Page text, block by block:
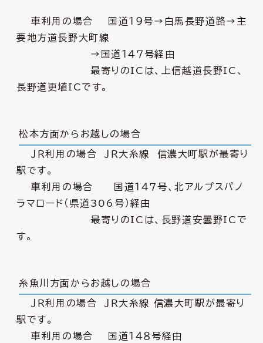
車利用の場合 国道１９号→白馬長野道路→主
要地方道長野大町線
→国道１４７号経由
最寄りのICは、上信越道長野IC、
長野道更埴ICです。
松本方面からお越しの場合
ＪＲ利用の場合 ＪＲ大糸線 信濃大町駅が最寄り
駅です。
車利用の場合 国道１４７号、北アルプスパノ
ラマロード（県道306号）経由
最寄りのICは、長野道安曇野ICで
す。
糸魚川方面からお越しの場合
ＪＲ利用の場合 ＪＲ大糸線 信濃大町駅が最寄り
駅です。
車利用の場合 国道１４８号経由